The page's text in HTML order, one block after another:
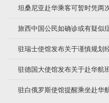
坦桑尼亚赴华乘客可暂时凭两
旅西中国公民如确诊或有疑似
驻瑞士使馆发布关于谨慎规划
驻德国大使馆发布关于赴华航
驻白俄罗斯使馆提醒乘坐赴华